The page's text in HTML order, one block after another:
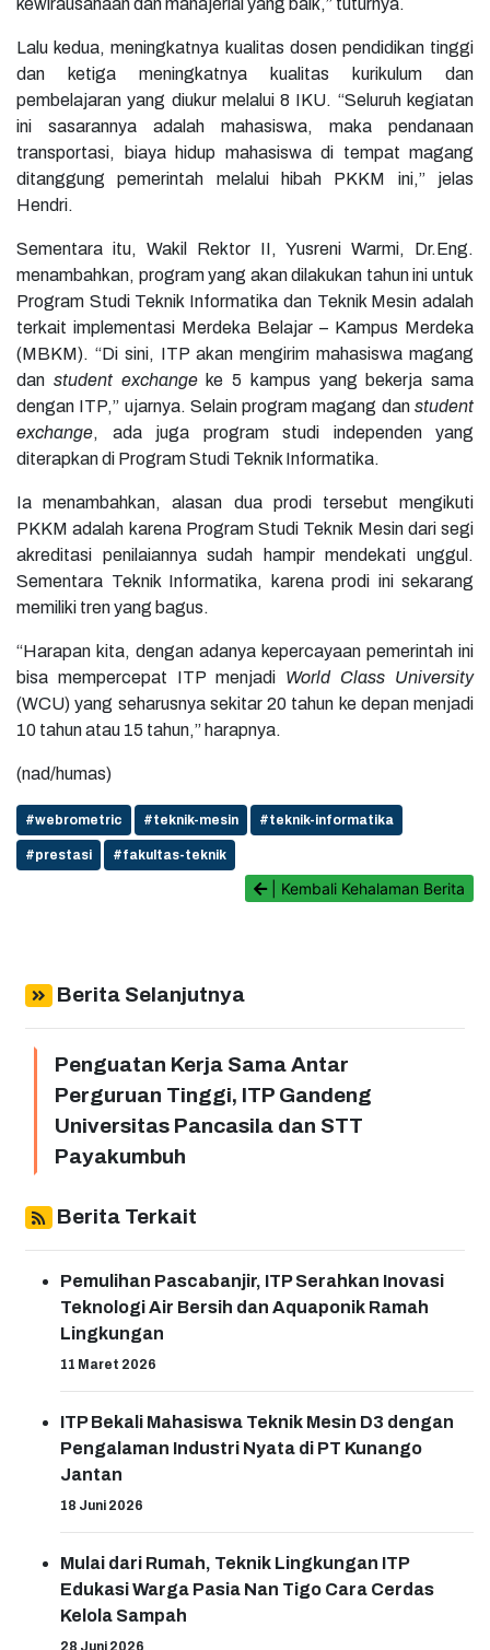
Lalu kedua, meningkatnya kualitas dosen pendidikan tinggi
dan ketiga meningkatnya kualitas kurikulum dan
pembelajaran yang diukur melalui 8 IKU. “Seluruh kegiatan
ini sasarannya adalah mahasiswa, maka pendanaan
transportasi, biaya hidup mahasiswa di tempat magang
ditanggung pemerintah melalui hibah PKKM ini,” jelas
Hendri.
Sementara itu, Wakil Rektor II, Yusreni Warmi, Dr.Eng.
menambahkan, program yang akan dilakukan tahun ini untuk
Program Studi Teknik Informatika dan Teknik Mesin adalah
terkait implementasi Merdeka Belajar – Kampus Merdeka
(MBKM). “Di sini, ITP akan mengirim mahasiswa magang
dan student exchangeke 5 kampus yang bekerja sama
dengan ITP,” ujarnya. Selain program magang dan student
exchange, ada juga program studi independen yang
diterapkan di Program Studi Teknik Informatika.
Ia menambahkan, alasan dua prodi tersebut mengikuti
PKKM adalah karena Program Studi Teknik Mesin dari segi
akreditasi penilaiannya sudah hampir mendekati unggul.
Sementara Teknik Informatika, karena prodi ini sekarang
memiliki tren yang bagus.
“Harapan kita, dengan adanya kepercayaan pemerintah ini
bisa mempercepat ITP menjadi World Class University
(WCU) yang seharusnya sekitar 20 tahun ke depan menjadi
10 tahun atau 15 tahun,” harapnya.
(nad/humas)
#webrometric #teknik-mesin #teknik-informatika
#prestasi #fakultas-teknik
| Kembali Kehalaman Berita
Berita Selanjutnya
Penguatan Kerja Sama Antar
Perguruan Tinggi, ITP Gandeng
Universitas Pancasila dan STT
Payakumbuh
Berita Terkait
Pemulihan Pascabanjir, ITP Serahkan Inovasi
Teknologi Air Bersih dan Aquaponik Ramah
Lingkungan
11 Maret 2026
ITP Bekali Mahasiswa Teknik Mesin D3 dengan
Pengalaman Industri Nyata di PT Kunango
Jantan
18 Juni 2026
Mulai dari Rumah, Teknik Lingkungan ITP
Edukasi Warga Pasia Nan Tigo Cara Cerdas
Kelola Sampah
28 Juni 2026